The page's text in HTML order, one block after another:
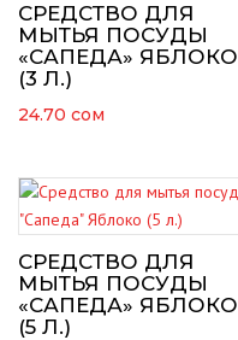
СРЕДСТВО ДЛЯ
МЫТЬЯ ПОСУДЫ
«САПЕДА» ЯБЛОКО
(3 Л.)
24.70 сом
СРЕДСТВО ДЛЯ
МЫТЬЯ ПОСУДЫ
«САПЕДА» ЯБЛОКО
(5 Л.)